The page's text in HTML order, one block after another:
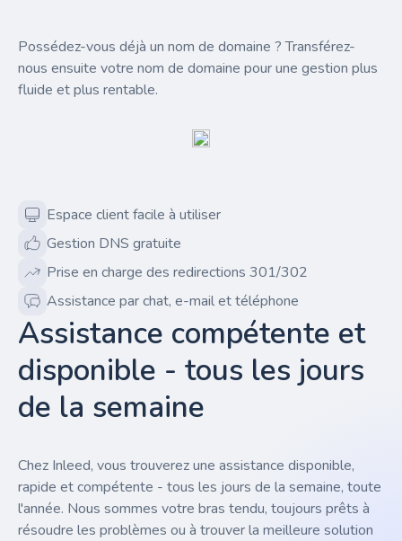
Possédez-vous déjà un nom de domaine ? Transférez-
nous ensuite votre nom de domaine pour une gestion plus
fluide et plus rentable.
Espace client facile à utiliser
Gestion DNS gratuite
Prise en charge des redirections 301/302
Assistance par chat, e-mail et téléphone
Assistance compétente et
disponible - tous les jours
de la semaine
Chez Inleed, vous trouverez une assistance disponible,
rapide et compétente - tous les jours de la semaine, toute
l'année. Nous sommes votre bras tendu, toujours prêts à
résoudre les problèmes ou à trouver la meilleure solution